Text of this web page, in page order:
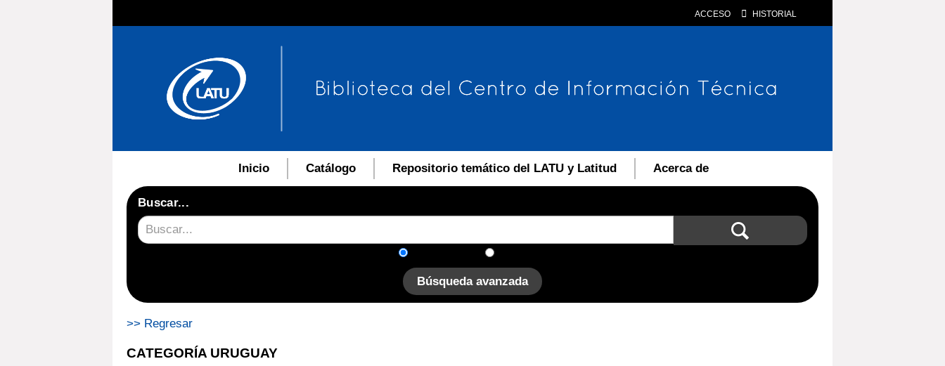
ACCESO HISTORIAL
Inicio Catálogo Repositorio temático del LATU y Latitud Acerca de
Buscar...
Búsqueda avanzada
>> Regresar
CATEGORÍA URUGUAY